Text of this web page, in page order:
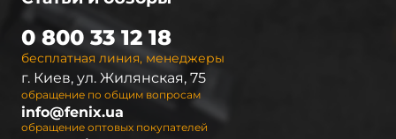
бесплатная линия, менеджеры
0 800 33 12 18
г. Киев, ул. Жилянская, 75
обращение по общим вопросам
info@fenix.ua
обращение оптовых покупателей